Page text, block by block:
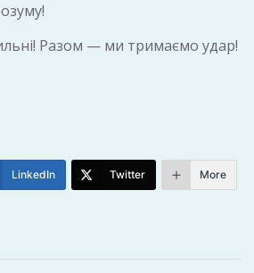
Разом — ми тримаємо удар!
LinkedIn Twitter More